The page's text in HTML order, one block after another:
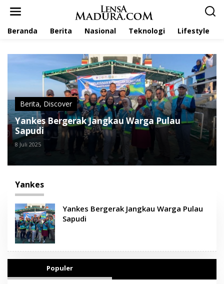
Beranda Berita Nasional Teknologi Lifestyle
Berita, Discover
Yankes Bergerak Jangkau Warga Pulau
Sapudi
8 Juli 2025
Yankes
Yankes Bergerak Jangkau Warga Pulau
Sapudi
Populer